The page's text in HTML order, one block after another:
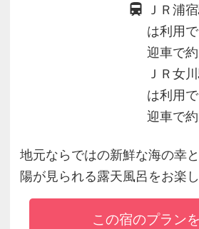
ＪＲ浦
は利用
迎車で約
ＪＲ女
は利用
迎車で約
地元ならではの新鮮な海の幸
陽が見られる露天風呂をお楽し
この宿のプラン